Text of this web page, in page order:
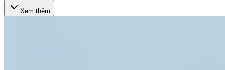
Xem thêm